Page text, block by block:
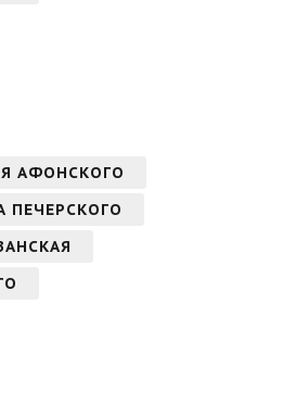
АФОНСКОГО
ПЕЧЕРСКОГО